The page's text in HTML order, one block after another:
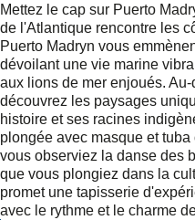
Mettez le cap sur Puerto
de l'Atlantique rencontre les
Puerto Madryn vous
dévoilant une vie marine
aux lions de mer enjoués.
découvrez les paysages
histoire et ses racines
plongée avec masque et
vous observiez la danse des
que vous plongiez dans la
promet une tapisserie
avec le rythme et le charme